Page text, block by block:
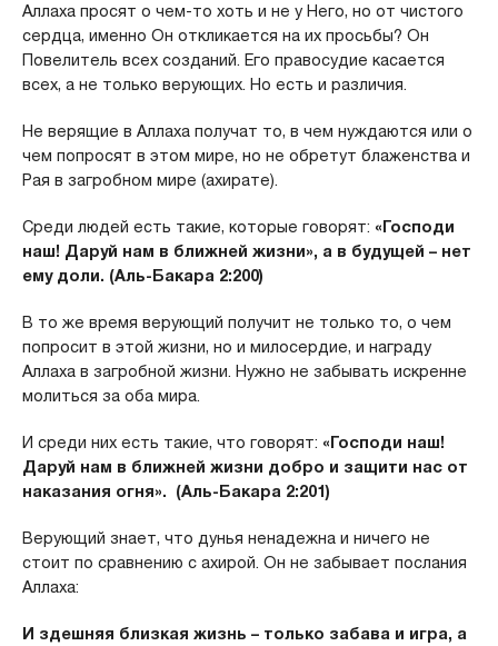
Аллаха просят о чем-то хоть и не у Него, но от чистого
сердца, именно Он откликается на их просьбы? Он
Повелитель всех созданий. Его правосудие касается
всех, а не только верующих. Но есть и различия.
Не верящие в Аллаха получат то, в чем нуждаются или о
чем попросят в этом мире, но не обретут блаженства и
Рая в загробном мире (ахирате).
Среди людей есть такие, которые говорят: «Господи
наш! Даруй нам в ближней жизни», а в будущей – нет
ему доли. (Аль-Бакара 2:200)
В то же время верующий получит не только то, о чем
попросит в этой жизни, но и милосердие, и награду
Аллаха в загробной жизни. Нужно не забывать искренне
молиться за оба мира.
И среди них есть такие, что говорят: «Господи наш!
Даруй нам в ближней жизни добро и защити нас от
наказания огня». (Аль-Бакара 2:201)
Верующий знает, что дунья ненадежна и ничего не
стоит по сравнению с ахирой. Он не забывает послания
Аллаха:
И здешняя близкая жизнь – только забава и игра, а